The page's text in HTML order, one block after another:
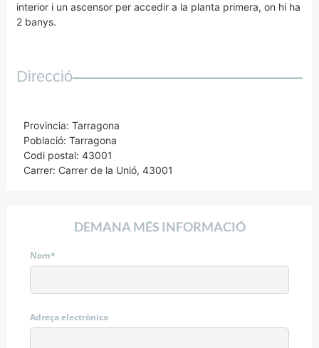
interior i un ascensor per accedir a la planta primera, on hi ha
2 banys.
Direcció
Provincia: Tarragona
Població: Tarragona
Codi postal: 43001
Carrer: Carrer de la Unió, 43001
DEMANA MÉS INFORMACIÓ
Nom*
Adreça electrònica